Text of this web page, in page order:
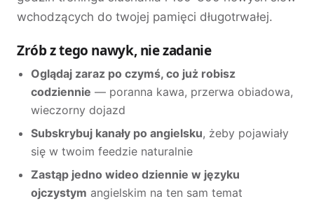
wchodzących do twojej pamięci długotrwałej.
Zrób z tego nawyk, nie zadanie
Oglądaj zaraz po czymś, co już robisz
codziennie — poranna kawa, przerwa obiadowa,
wieczorny dojazd
Subskrybuj kanały po angielsku, żeby pojawiały
się w twoim feedzie naturalnie
Zastąp jedno wideo dziennie w języku
ojczystym angielskim na ten sam temat